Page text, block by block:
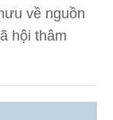
về nguồn
hội thâm